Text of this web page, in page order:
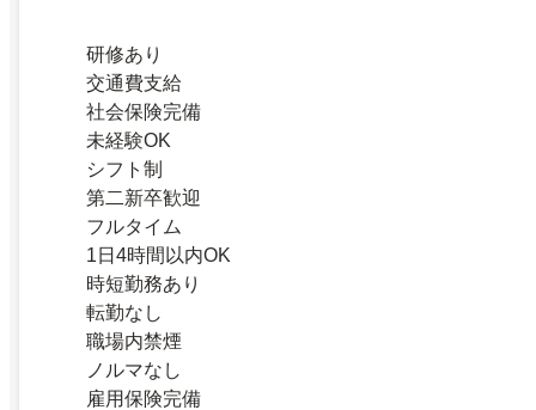
研修あり
交通費支給
社会保険完備
未経験OK
シフト制
第二新卒歓迎
フルタイム
1日4時間以内OK
時短勤務あり
転勤なし
職場内禁煙
ノルマなし
雇用保険完備